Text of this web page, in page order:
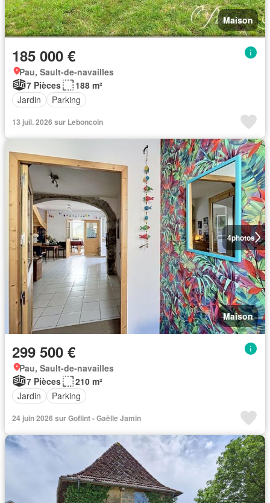
Maison
185 000 €
Pau, Sault-de-navailles
7 Pièces
188 m²
Jardin
Parking
13 juil. 2026 sur Leboncoin
4photos
Maison
299 500 €
Pau, Sault-de-navailles
7 Pièces
210 m²
Jardin
Parking
24 juin 2026 sur Goflint - Gaëlle Jamin